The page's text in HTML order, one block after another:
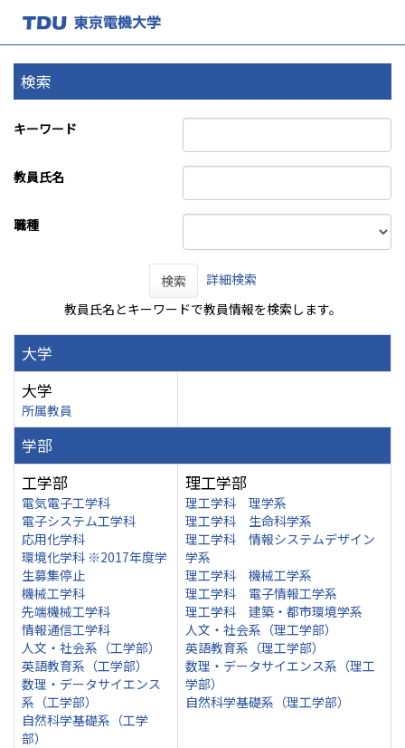
検索
キーワード
教員氏名
職種
検索
詳細検索
教員氏名とキーワードで教員情報を検索します。
大学
大学
所属教員
学部
工学部
電気電子工学科
電子システム工学科
応用化学科
環境化学科 ※2017年度学
生募集停止
機械工学科
先端機械工学科
情報通信工学科
人文・社会系（工学部）
英語教育系（工学部）
数理・データサイエンス
系（工学部）
自然科学基礎系（工学
部）
理工学部
理工学科 理学系
理工学科 生命科学系
理工学科 情報システムデザイン
学系
理工学科 機械工学系
理工学科 電子情報工学系
理工学科 建築・都市環境学系
人文・社会系（理工学部）
英語教育系（理工学部）
数理・データサイエンス系（理工
学部）
自然科学基礎系（理工学部）